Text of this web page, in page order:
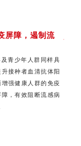
屏障，遏制流
青少年人群同样具
接种者血清抗体阳
强健康人群的免疫
，有效阻断流感病